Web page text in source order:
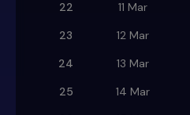
22
11 Mar
23
12 Mar
24
13 Mar
25
14 Mar